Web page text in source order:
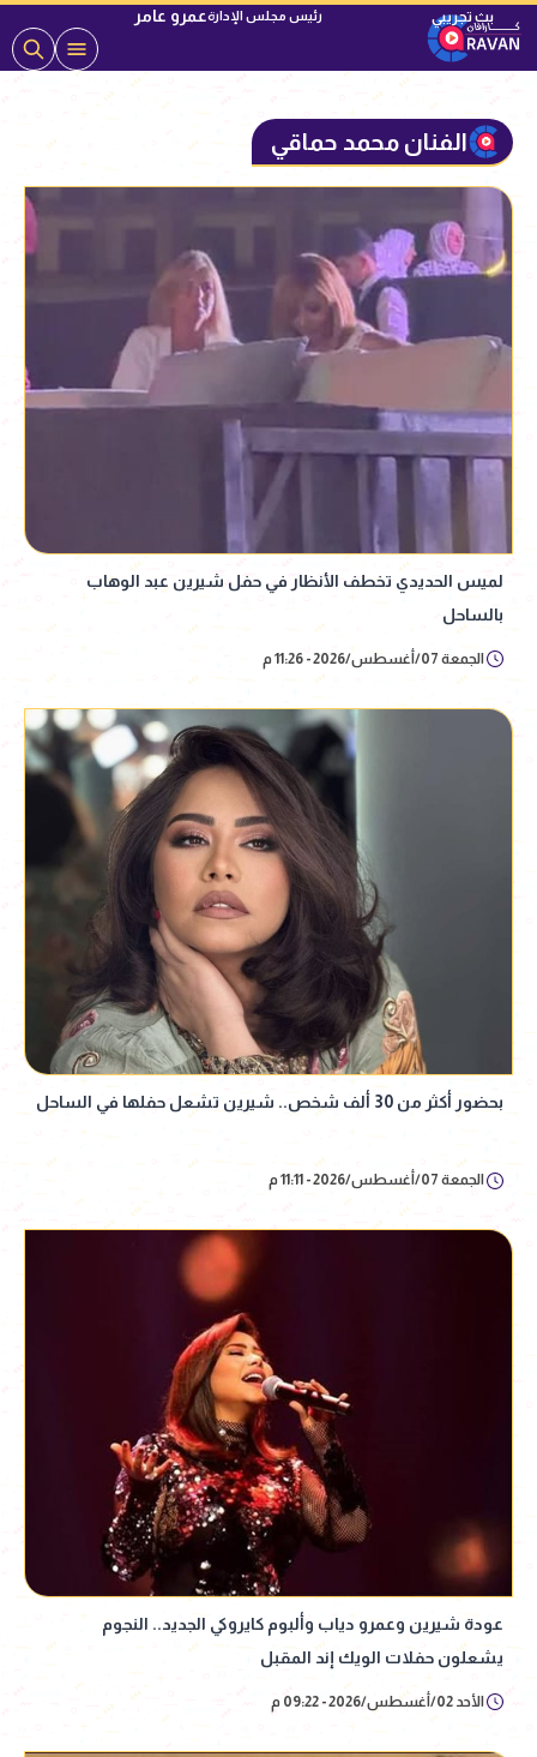
رئيس مجلس الإدارةعمرو عامر
الفنان محمد حماقي
لميس الحديدي تخطف الأنظار في حفل شيرين عبد الوهاب
بالساحل
الجمعة 07/أغسطس/2026 - 11:26 م
بحضور أكثر من 30 ألف شخص.. شيرين تشعل حفلها في الساحل
الجمعة 07/أغسطس/2026 - 11:11 م
عودة شيرين وعمرو دياب وألبوم كايروكي الجديد.. النجوم
يشعلون حفلات الويك إند المقبل
الأحد 02/أغسطس/2026 - 09:22 م